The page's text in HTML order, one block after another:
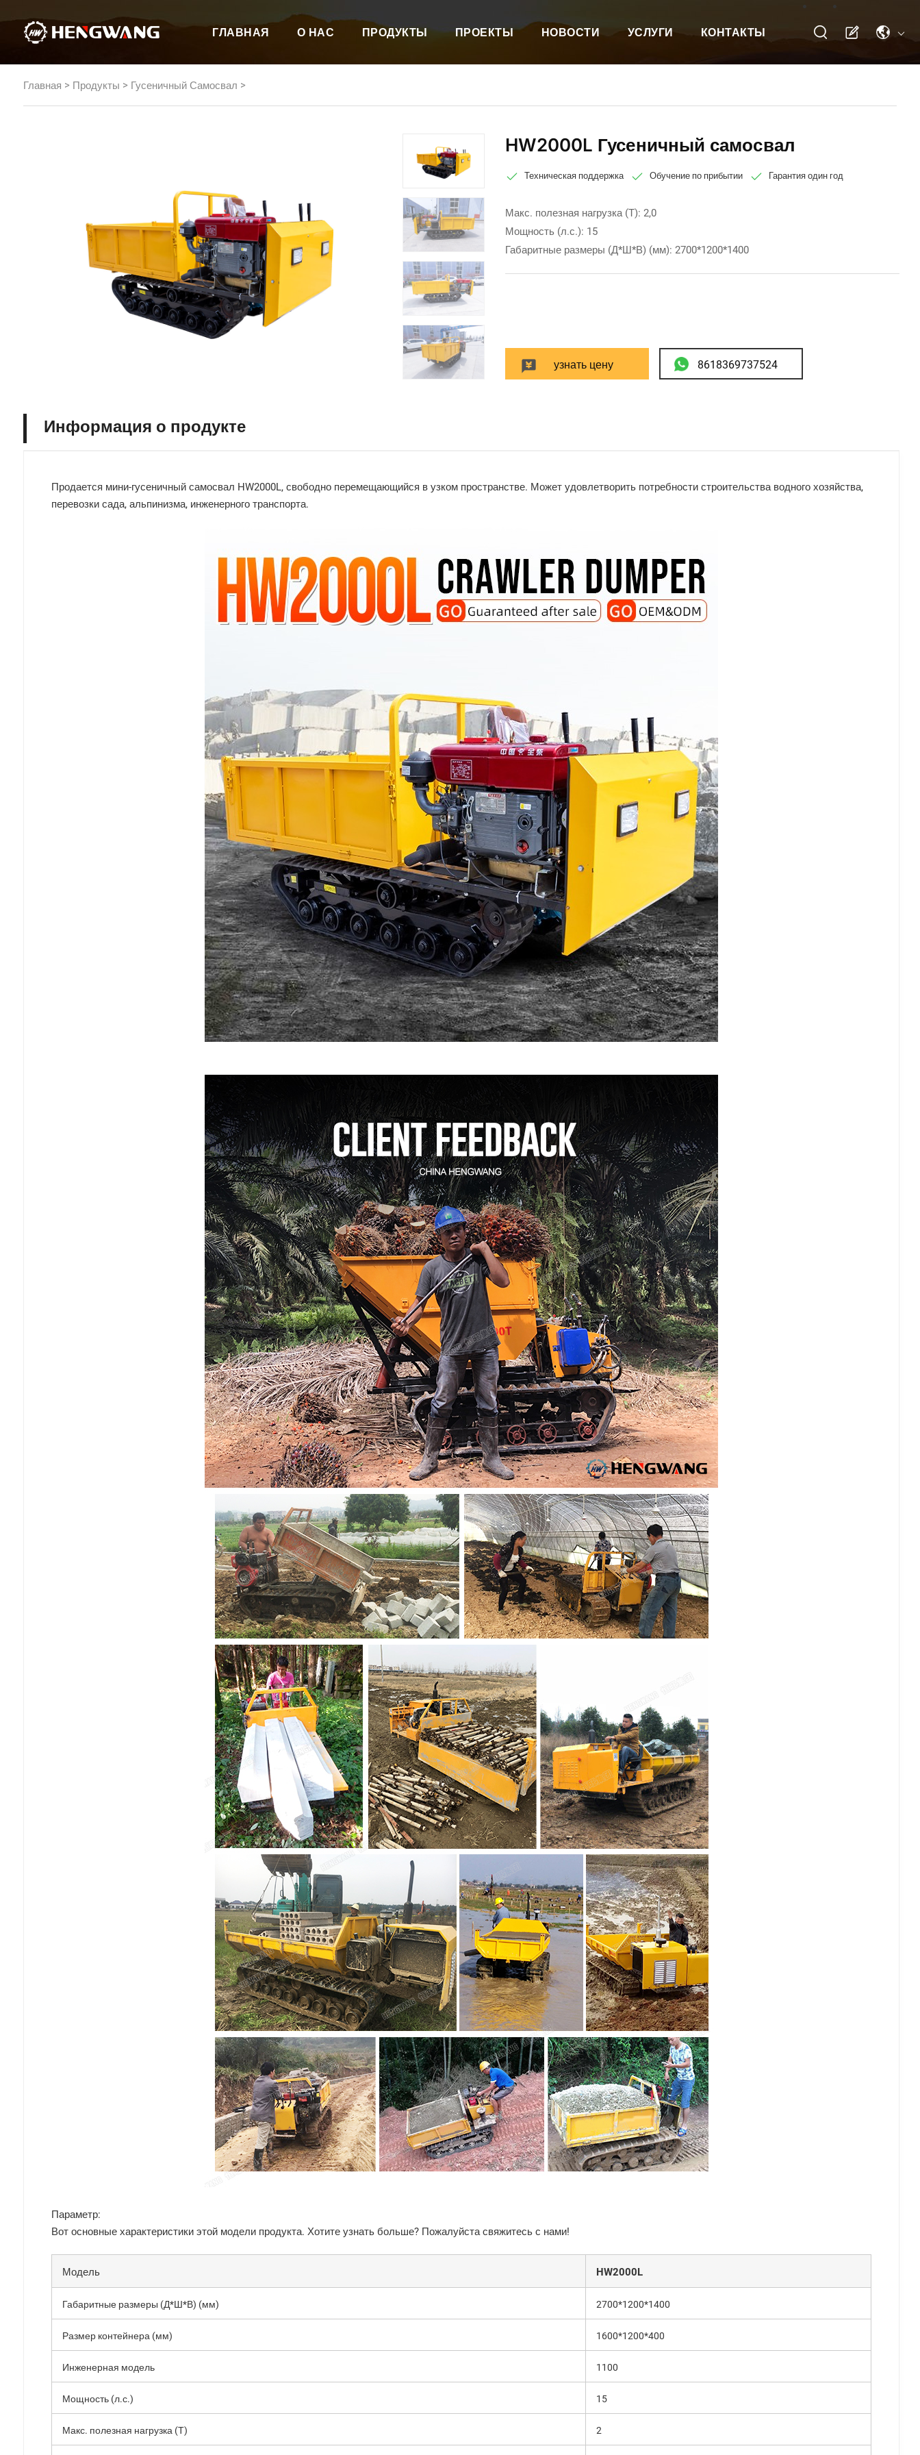
ГЛАВНАЯ О НАС ПРОДУКТЫ ПРОЕКТЫ НОВОСТИ УСЛУГИ КОНТАКТЫ
Главная > Продукты > Гусеничный Самосвал >
HW2000L Гусеничный самосвал
Техническая поддержка Обучение по прибытии Гарантия один год
Макс. полезная нагрузка (Т): 2,0
Мощность (л.с.): 15
Габаритные размеры (Д*Ш*В) (мм): 2700*1200*1400
узнать цену 8618369737524
Информация о продукте
Продается мини-гусеничный самосвал HW2000L, свободно перемещающийся в узком пространстве. Может удовлетворить потребности строительства водного хозяйства,
перевозки сада, альпинизма, инженерного транспорта.
Параметр:
Вот основные характеристики этой модели продукта. Хотите узнать больше? Пожалуйста свяжитесь с нами!
Модель HW2000L
Габаритные размеры (Д*Ш*В) (мм) 2700*1200*1400
Размер контейнера (мм) 1600*1200*400
Инженерная модель 1100
Мощность (л.с.) 15
Макс. полезная нагрузка (Т) 2